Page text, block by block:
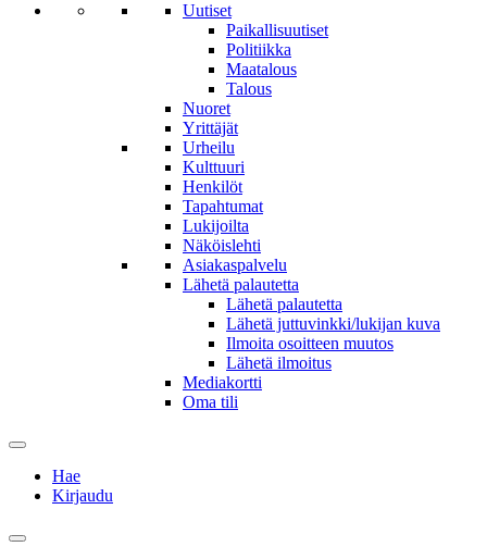
Uutiset
Paikallisuutiset
Politiikka
Maatalous
Talous
Nuoret
Yrittäjät
Urheilu
Kulttuuri
Henkilöt
Tapahtumat
Lukijoilta
Näköislehti
Asiakaspalvelu
Lähetä palautetta
Lähetä palautetta
Lähetä juttuvinkki/lukijan kuva
Ilmoita osoitteen muutos
Lähetä ilmoitus
Mediakortti
Oma tili
Hae
Kirjaudu